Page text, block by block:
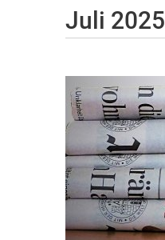
Juli 2025